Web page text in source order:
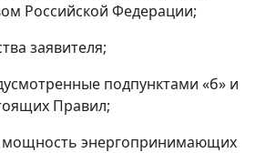
Российской Федерации;
заявителя;
подпунктами «б» и
Правил;
мощность энергопринимающих